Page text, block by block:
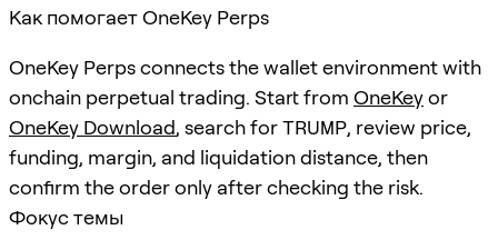
Как помогает OneKey Perps
OneKey Perps connects the wallet environment with
onchain perpetual trading. Start from OneKeyor
OneKey Download, search forTRUMP, review price,
funding, margin, and liquidation distance, then
confirm the order only after checking the risk.
Фокус темы